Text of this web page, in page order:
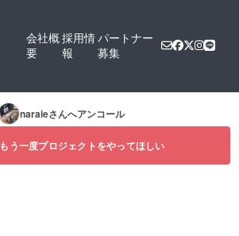
会社概
要
採用情
報
パートナー
募集
naraieさんへアンコール
もう一度プロジェクトをやってほしい